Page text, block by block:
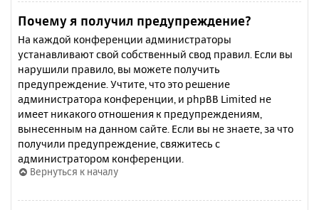
Почему я получил предупреждение?
На каждой конференции администраторы
устанавливают свой собственный свод правил. Если вы
нарушили правило, вы можете получить
предупреждение. Учтите, что это решение
администратора конференции, и phpBB Limited не
имеет никакого отношения к предупреждениям,
вынесенным на данном сайте. Если вы не знаете, за что
получили предупреждение, свяжитесь с
администратором конференции.
Вернуться к началу